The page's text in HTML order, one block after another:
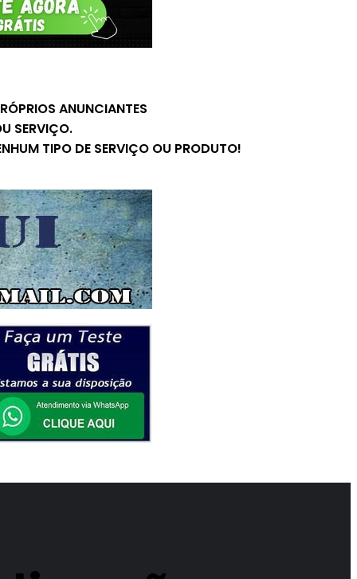
ANUNCIANTES
SERVIÇO.
TIPO DE SERVIÇO OU PRODUTO!